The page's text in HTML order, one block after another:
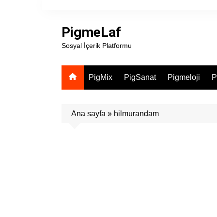
PigmeLaf
Sosyal İçerik Platformu
PigMix PigSanat Pigmeloji
Ana sayfa » hilmurandam